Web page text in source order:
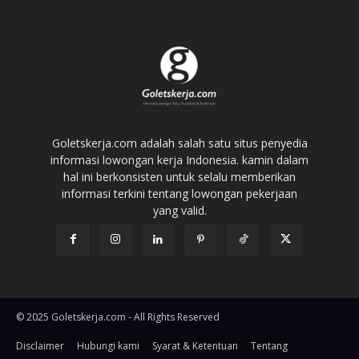
Goletskerja.com adalah salah satu situs penyedia
informasi lowongan kerja Indonesia. kamin dalam
hal ini berkonsisten untuk selalu memberikan
informasi terkini tentang lowongan pekerjaan
yang valid.
© 2025 Goletskerja.com - All Rights Reserved
Disclaimer Hubungi kami Syarat & Ketentuan Tentang